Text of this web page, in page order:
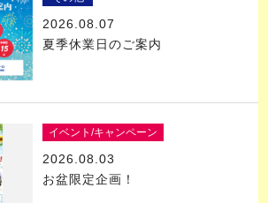
2026.08.07
夏季休業日のご案内
イベント/キャンペーン
2026.08.03
お盆限定企画！